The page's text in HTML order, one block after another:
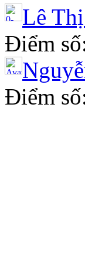
Lê
Điểm
Điểm